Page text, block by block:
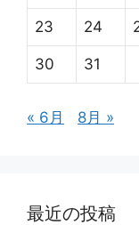
23 24
30 31
« 6月 8月 »
最近の投稿